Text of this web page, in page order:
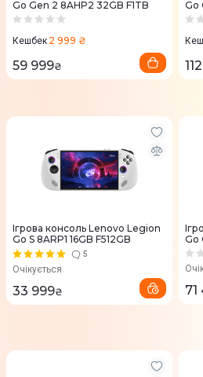
Go Gen 2 8AHP2 32GB F1TB
Кешбек 2 999 ₴
59 999₴
Go
Ігрова консоль Lenovo Legion
Go S 8ARP1 16GB F512GB
5
Очікується
33 999₴
Go
71